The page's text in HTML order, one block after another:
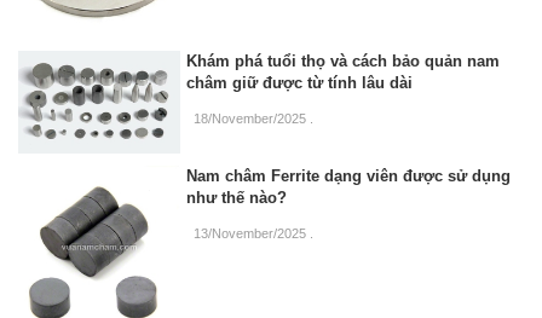
Khám phá tuổi thọ và cách bảo quản nam
châm giữ được từ tính lâu dài
18/November/2025
Nam châm Ferrite dạng viên được sử dụng
như thế nào?
13/November/2025